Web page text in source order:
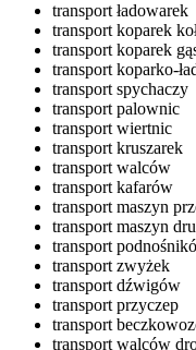
transport ładowarek
transport koparek
transport koparek
transport koparko-
transport spychaczy
transport palownic
transport wiertnic
transport kruszarek
transport walców
transport kafarów
transport maszyn
transport maszyn
transport
transport zwyżek
transport dźwigów
transport przyczep
transport
transport walców